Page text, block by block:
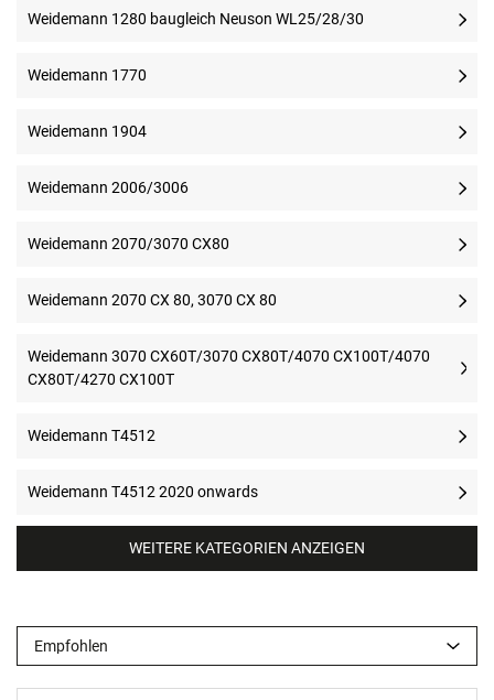
Weidemann 1280 baugleich Neuson WL25/28/30
Weidemann 1770
Weidemann 1904
Weidemann 2006/3006
Weidemann 2070/3070 CX80
Weidemann 2070 CX 80, 3070 CX 80
Weidemann 3070 CX60T/3070 CX80T/4070 CX100T/4070
CX80T/4270 CX100T
Weidemann T4512
Weidemann T4512 2020 onwards
WEITERE KATEGORIEN ANZEIGEN